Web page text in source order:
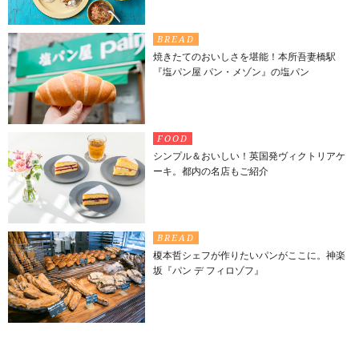
BREAD
焼きたてのおいしさを堪能！本所吾妻橋駅
『塩パン屋 パン・メゾン』の塩パン
FOOD
シンプル＆おいしい！英国発ヴィクトリアケ
ーキ。都内の名店もご紹介
BREAD
榎本哲シェフが作りたいパンがここに。神楽
坂『パン デ フィロゾフ』